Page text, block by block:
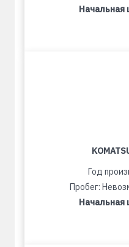
Начальная
Год
Пробег:
Начальная